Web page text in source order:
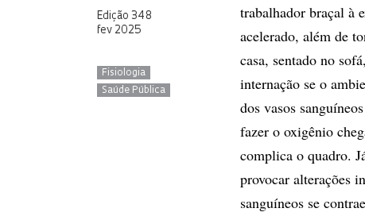
Edição 348
fev 2025
Fisiologia
Saúde Pública
trabalhador braçal à
acelerado, além de
casa, sentado no
internação se o
dos vasos
fazer o oxigênio
complica o quadro.
provocar alterações
sanguíneos se